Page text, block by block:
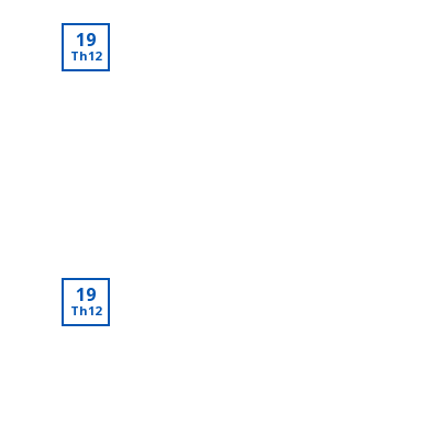
19
Th12
19
Th12